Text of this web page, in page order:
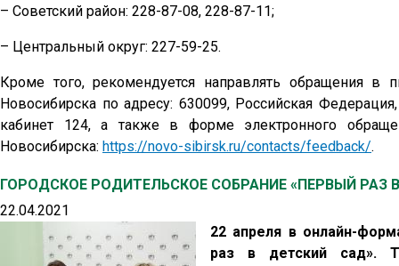
– Советский район: 228-87-08, 228-87-11;
– Центральный округ: 227-59-25.
Кроме того, рекомендуется направлять обращения
Новосибирска по адресу: 630099, Российская
кабинет 124, а также в форме электронного
Новосибирска: https://novo-sibirsk.ru/contacts/feedback/.
ГОРОДСКОЕ РОДИТЕЛЬСКОЕ СОБРАНИЕ «ПЕРВЫЙ РАЗ
22.04.2021
22 апреля в онлайн-
раз в детский сад».